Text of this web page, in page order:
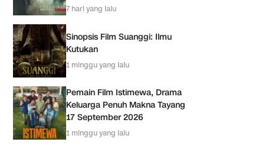
7 hari yang lalu
Sinopsis Film Suanggi: Ilmu
Kutukan
1 minggu yang lalu
Pemain Film Istimewa, Drama
Keluarga Penuh Makna Tayang
17 September 2026
1 minggu yang lalu